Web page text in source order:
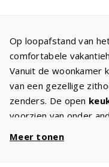
Op loopafstand van
comfortabele
Vanuit de woonkamer
van een gezellige
zenders. De open
voorzien van onder
Meer tonen